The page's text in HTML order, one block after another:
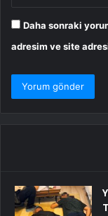
Daha sonraki
adresim ve site